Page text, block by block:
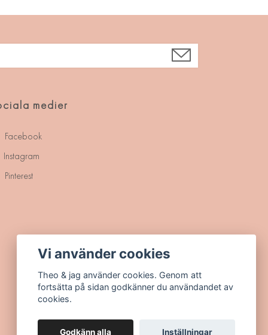
medier
Facebook
Instagram
Pinterest
Vi använder cookies
Theo & jag använder cookies. Genom att
fortsätta på sidan godkänner du användandet av
cookies.
Godkänn alla Inställningar